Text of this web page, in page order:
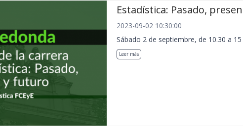
Estadística: Pasado,
2023-09-02 10:30:00
Sábado 2 de septiembre, de 10.30 a
Leer más